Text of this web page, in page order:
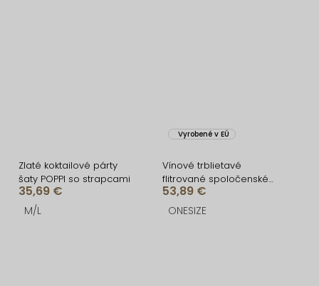
Zlaté koktailové párty
šaty POPPI so strapcami
35,69 €
M/L
Vyrobené v EÚ
Vínové trblietavé
flitrované spoločenské
šaty LORVEA na ramienka
53,89 €
ONESIZE